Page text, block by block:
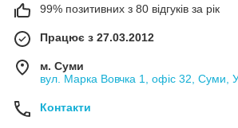
99% позитивних з 80 відгуків за рік
Працює з 27.03.2012
м. Суми
вул. Марка Вовчка 1, офіс 32, Суми,
Контакти